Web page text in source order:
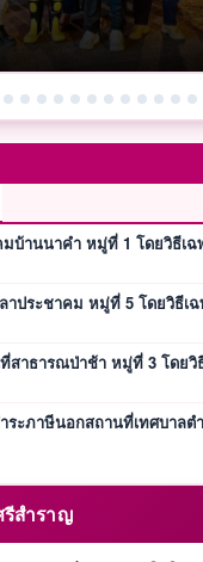
บ้านนาคำ หมู่ที่ 1 โดยวิธีเฉ
าประชาคม หมู่ที่ 5 โดยวิธีเฉ
สาธารณป่าช้า หมู่ที่ 3 โดยวิ
ระภาษีนอกสถานที่เทศบาล
สำราญ